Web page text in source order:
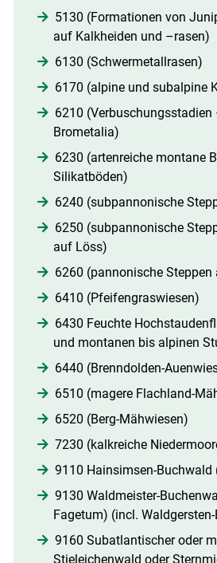
5130 (Formationen von
auf Kalkheiden und –rasen)
6130 (Schwermetallrasen)
6170 (alpine und subalpine
6210 (Verbuschungsstadien
Brometalia)
6230 (artenreiche montane
Silikatböden)
6240 (subpannonische
6250 (subpannonische
auf Löss)
6260 (pannonische Steppen
6410 (Pfeifengraswiesen)
6430 Feuchte
und montanen bis alpinen
6440 (Brenndolden-
6510 (magere Flachland-
6520 (Berg-Mähwiesen)
7230 (kalkreiche
9110 Hainsimsen-Buchwald
9130 Waldmeister-
Fagetum) (incl.
9160 Subatlantischer oder
Stieleichenwald oder